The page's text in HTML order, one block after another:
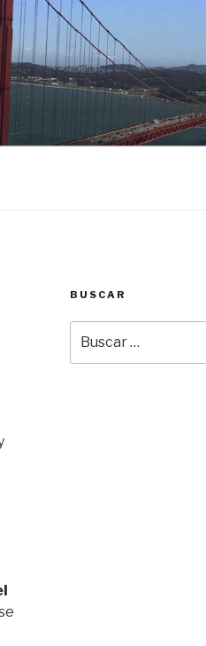
BUSCAR
por: